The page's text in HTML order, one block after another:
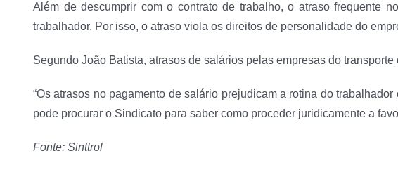
Além de descumprir com o contrato de trabalho, o atraso frequente
trabalhador. Por isso, o atraso viola os direitos de personalidade do
Segundo João Batista, atrasos de salários pelas empresas do
“Os atrasos no pagamento de salário prejudicam a rotina do
pode procurar o Sindicato para saber como proceder juridicamente a
Fonte: Sinttrol